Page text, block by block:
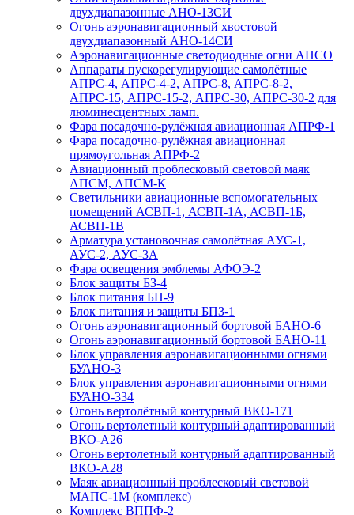
двухдиапазонные АНО-13СИ
Огонь аэронавигационный хвостовой
двухдиапазонный АНО-14СИ
Аэронавигационные светодиодные огни АНСО
Аппараты пускорегулирующие самолётные
АПРС-4, АПРС-4-2, АПРС-8, АПРС-8-2,
АПРС-15, АПРС-15-2, АПРС-30, АПРС-30-2 для
люминесцентных ламп.
Фара посадочно-рулёжная авиационная АПРФ-1
Фара посадочно-рулёжная авиационная
прямоугольная АПРФ-2
Авиационный проблесковый световой маяк
АПСМ, АПСМ-К
Светильники авиационные вспомогательных
помещений АСВП-1, АСВП-1А, АСВП-1Б,
АСВП-1В
Арматура установочная самолётная АУС-1,
АУС-2, АУС-3А
Фара освещения эмблемы АФОЭ-2
Блок защиты БЗ-4
Блок питания БП-9
Блок питания и защиты БПЗ-1
Огонь аэронавигационный бортовой БАНО-6
Огонь аэронавигационный бортовой БАНО-11
Блок управления аэронавигационными огнями
БУАНО-3
Блок управления аэронавигационными огнями
БУАНО-334
Огонь вертолётный контурный ВКО-171
Огонь вертолетный контурный адаптированный
ВКО-А26
Огонь вертолетный контурный адаптированный
ВКО-А28
Маяк авиационный проблесковый световой
МАПС-1М (комплекс)
Комплекс ВППФ-2